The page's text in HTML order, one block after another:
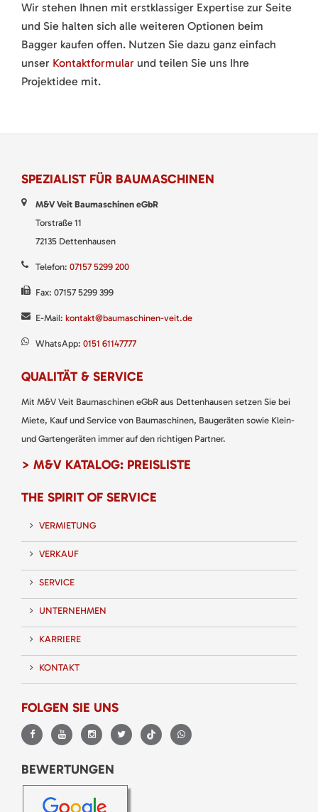
Wir stehen Ihnen mit erstklassiger Expertise zur Seite
und Sie halten sich alle weiteren Optionen beim
Bagger kaufen offen. Nutzen Sie dazu ganz einfach
unser Kontaktformular und teilen Sie uns Ihre
Projektidee mit.
SPEZIALIST FÜR BAUMASCHINEN
M&V Veit Baumaschinen eGbR
Torstraße 11
72135 Dettenhausen
Telefon: 07157 5299 200
Fax: 07157 5299 399
E-Mail: kontakt@baumaschinen-veit.de
WhatsApp: 0151 61147777
QUALITÄT & SERVICE
Mit M&V Veit Baumaschinen eGbR aus Dettenhausen setzen Sie bei
Miete, Kauf und Service von Baumaschinen, Baugeräten sowie Klein-
und Gartengeräten immer auf den richtigen Partner.
> M&V KATALOG: PREISLISTE
THE SPIRIT OF SERVICE
VERMIETUNG
VERKAUF
SERVICE
UNTERNEHMEN
KARRIERE
KONTAKT
FOLGEN SIE UNS
BEWERTUNGEN